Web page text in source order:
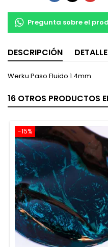
Pregunta sobre el
DESCRIPCIÓN
Werku Paso Fluido 1.4mm
16 OTROS PRODUCTOS
-15%